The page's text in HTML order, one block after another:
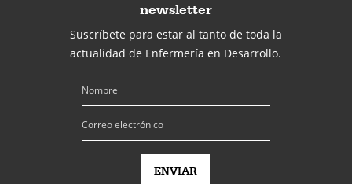
newsletter
Suscríbete para estar al tanto de toda la
actualidad de Enfermería en Desarrollo.